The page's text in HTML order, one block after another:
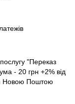
"Переказ
- 20 грн +2% від
Новою Поштою